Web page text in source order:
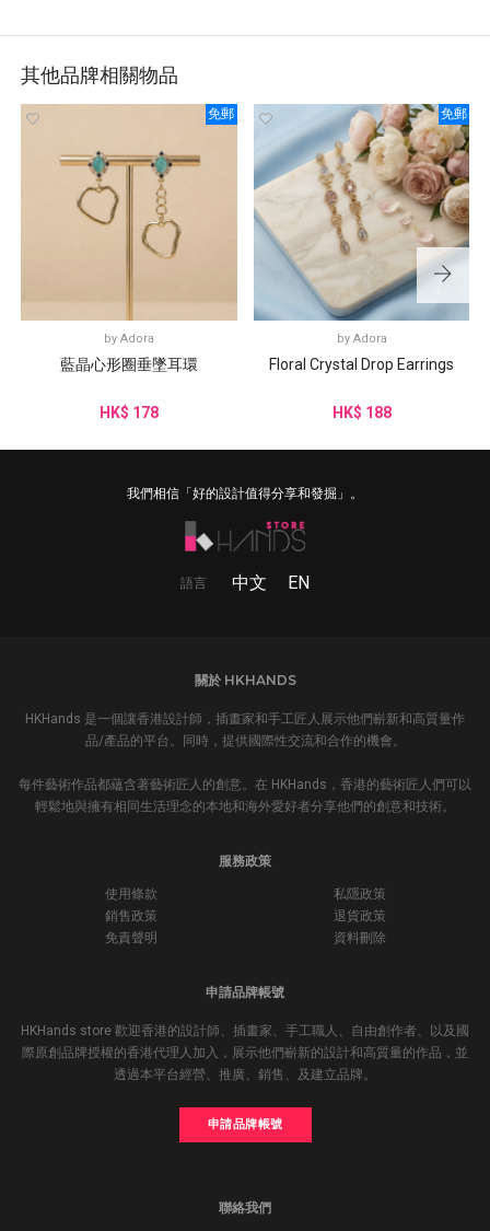
其他品牌相關物品
免郵
by Adora
藍晶心形圈垂墜耳環
HK$ 178
免郵
by Adora
Floral Crystal Drop Earrings
HK$ 188
我們相信「好的設計值得分享和發掘」。
語言 中文 EN
關於 HKHANDS
HKHands 是一個讓香港設計師，插畫家和手工匠人展示他們嶄新和高質量作
品/產品的平台。同時，提供國際性交流和合作的機會。
每件藝術作品都蘊含著藝術匠人的創意。在 HKHands，香港的藝術匠人們可以
輕鬆地與擁有相同生活理念的本地和海外愛好者分享他們的創意和技術。
服務政策
使用條款
私隱政策
銷售政策
退貨政策
免責聲明
資料刪除
申請品牌帳號
HKHands store 歡迎香港的設計師、插畫家、手工職人、自由創作者、以及國
際原創品牌授權的香港代理人加入，展示他們嶄新的設計和高質量的作品，並
透過本平台經營、推廣、銷售、及建立品牌。
申請品牌帳號
聯絡我們